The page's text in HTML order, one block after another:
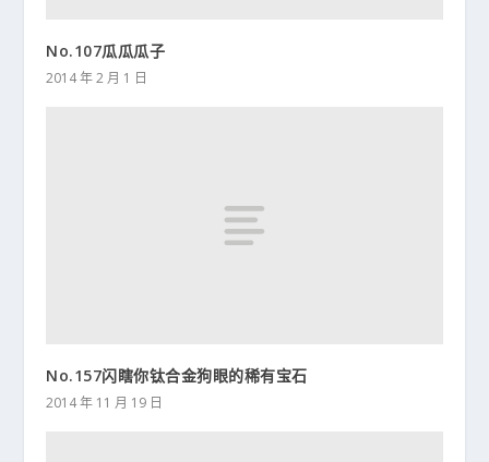
No.107瓜瓜瓜子
2014 年 2 月 1 日
No.157闪瞎你钛合金狗眼的稀有宝石
2014 年 11 月 19 日